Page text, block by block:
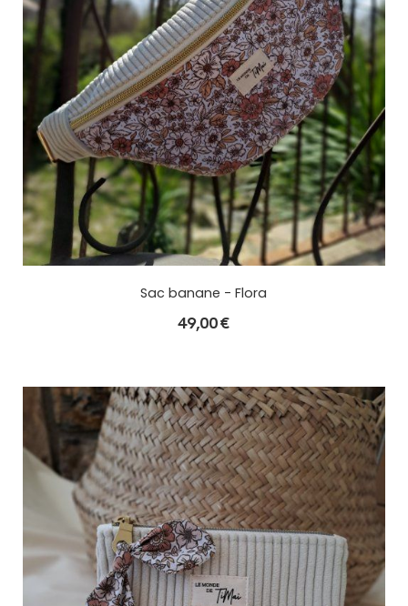
Sac banane - Flora
49,00€